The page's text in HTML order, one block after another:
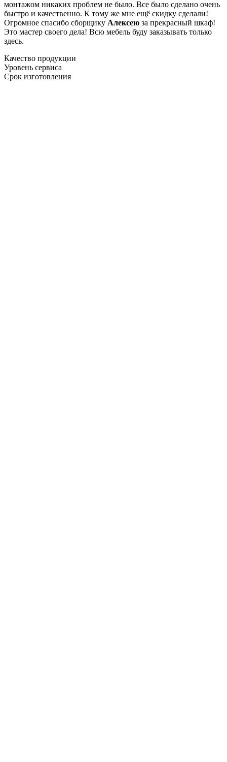
монтажом никаких проблем не было. Все было сделано очень
быстро и качественно. К тому же мне ещё скидку сделали!
Огромное спасибо сборщику Алексею за прекрасный шкаф!
Это мастер своего дела! Всю мебель буду заказывать только
здесь.
Качество продукции
Уровень сервиса
Срок изготовления